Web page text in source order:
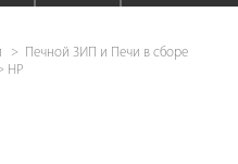
Печной ЗИП и Печи в сборе
HP